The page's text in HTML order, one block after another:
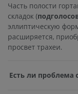
Часть полости
складок (
эллиптическую
расширяется,
просвет трахеи.
Есть ли проблема